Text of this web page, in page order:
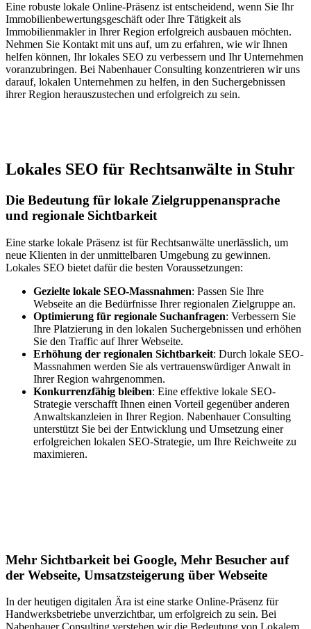
Eine robuste lokale Online-Präsenz ist entscheidend, wenn Sie Ihr
Immobilienbewertungsgeschäft oder Ihre Tätigkeit als
Immobilienmakler in Ihrer Region erfolgreich ausbauen möchten.
Nehmen Sie Kontakt mit uns auf, um zu erfahren, wie wir Ihnen
helfen können, Ihr lokales SEO zu verbessern und Ihr Unternehmen
voranzubringen. Bei Nabenhauer Consulting konzentrieren wir uns
darauf, lokalen Unternehmen zu helfen, in den Suchergebnissen
ihrer Region herauszustechen und erfolgreich zu sein.
Lokales SEO für Rechtsanwälte in Stuhr
Die Bedeutung für lokale Zielgruppenansprache
und regionale Sichtbarkeit
Eine starke lokale Präsenz ist für Rechtsanwälte unerlässlich, um
neue Klienten in der unmittelbaren Umgebung zu gewinnen.
Lokales SEO bietet dafür die besten Voraussetzungen:
Gezielte lokale SEO-Massnahmen: Passen Sie Ihre
Webseite an die Bedürfnisse Ihrer regionalen Zielgruppe an.
Optimierung für regionale Suchanfragen: Verbessern Sie
Ihre Platzierung in den lokalen Suchergebnissen und erhöhen
Sie den Traffic auf Ihrer Webseite.
Erhöhung der regionalen Sichtbarkeit: Durch lokale SEO-
Massnahmen werden Sie als vertrauenswürdiger Anwalt in
Ihrer Region wahrgenommen.
Konkurrenzfähig bleiben: Eine effektive lokale SEO-
Strategie verschafft Ihnen einen Vorteil gegenüber anderen
Anwaltskanzleien in Ihrer Region. Nabenhauer Consulting
unterstützt Sie bei der Entwicklung und Umsetzung einer
erfolgreichen lokalen SEO-Strategie, um Ihre Reichweite zu
maximieren.
Mehr Sichtbarkeit bei Google, Mehr Besucher auf
der Webseite, Umsatzsteigerung über Webseite
In der heutigen digitalen Ära ist eine starke Online-Präsenz für
Handwerksbetriebe unverzichtbar, um erfolgreich zu sein. Bei